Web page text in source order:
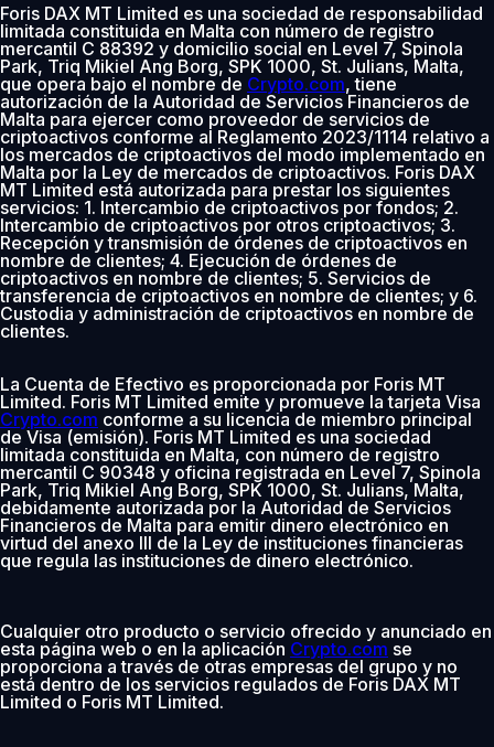
Foris DAX MT Limited es una sociedad de responsabilidad
limitada constituida en Malta con número de registro
mercantil C 88392 y domicilio social en Level 7, Spinola
Park, Triq Mikiel Ang Borg, SPK 1000, St. Julians, Malta,
que opera bajo el nombre de Crypto.com, tiene
autorización de la Autoridad de Servicios Financieros de
Malta para ejercer como proveedor de servicios de
criptoactivos conforme al Reglamento 2023/1114 relativo a
los mercados de criptoactivos del modo implementado en
Malta por la Ley de mercados de criptoactivos. Foris DAX
MT Limited está autorizada para prestar los siguientes
servicios: 1. Intercambio de criptoactivos por fondos; 2.
Intercambio de criptoactivos por otros criptoactivos; 3.
Recepción y transmisión de órdenes de criptoactivos en
nombre de clientes; 4. Ejecución de órdenes de
criptoactivos en nombre de clientes; 5. Servicios de
transferencia de criptoactivos en nombre de clientes; y 6.
Custodia y administración de criptoactivos en nombre de
clientes.
La Cuenta de Efectivo es proporcionada por Foris MT
Limited. Foris MT Limited emite y promueve la tarjeta Visa
Crypto.com conforme a su licencia de miembro principal
de Visa (emisión). Foris MT Limited es una sociedad
limitada constituida en Malta, con número de registro
mercantil C 90348 y oficina registrada en Level 7, Spinola
Park, Triq Mikiel Ang Borg, SPK 1000, St. Julians, Malta,
debidamente autorizada por la Autoridad de Servicios
Financieros de Malta para emitir dinero electrónico en
virtud del anexo III de la Ley de instituciones financieras
que regula las instituciones de dinero electrónico.
Cualquier otro producto o servicio ofrecido y anunciado en
esta página web o en la aplicación Crypto.com se
proporciona a través de otras empresas del grupo y no
está dentro de los servicios regulados de Foris DAX MT
Limited o Foris MT Limited.